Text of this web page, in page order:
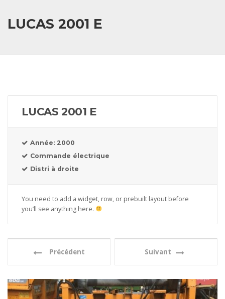
LUCAS 2001 E
LUCAS 2001 E
Année: 2000
Commande électrique
Distri à droite
You need to add a widget, row, or prebuilt layout before
you’ll see anything here.
Précédent Suivant